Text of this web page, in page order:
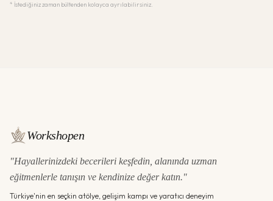
* İstediğiniz zaman bültenden kolayca ayrılabilirsiniz.
Workshopen
"Hayallerinizdeki becerileri keşfedin, alanında uzman
eğitmenlerle tanışın ve kendinize değer katın."
Türkiye'nin en seçkin atölye, gelişim kampı ve yaratıcı deneyim